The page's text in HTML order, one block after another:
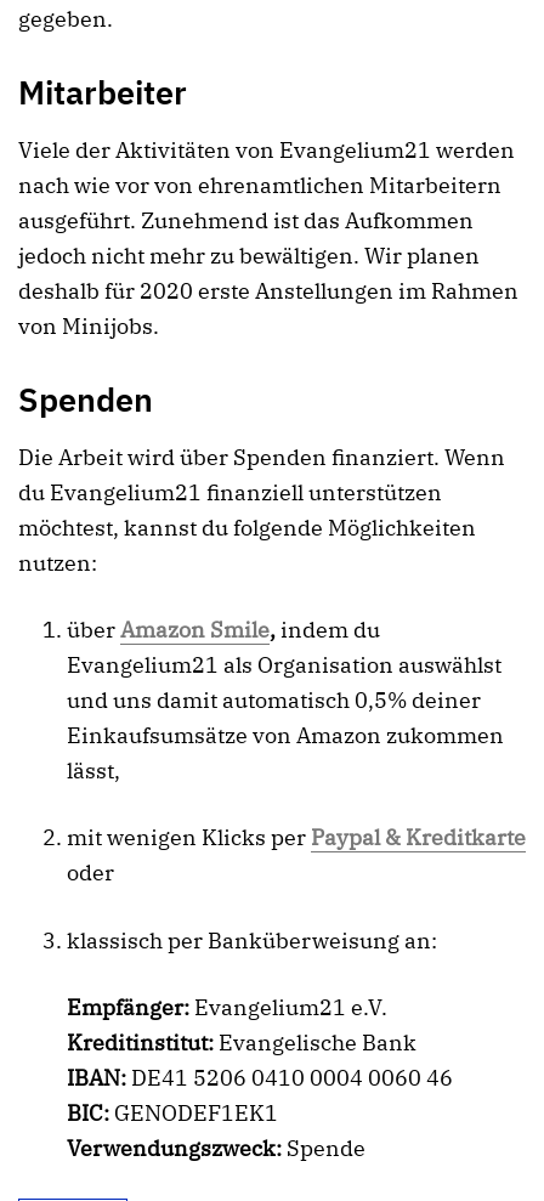
gegeben.
Mitarbeiter
Viele der Aktivitäten von Evangelium21 werden
nach wie vor von ehrenamtlichen Mitarbeitern
ausgeführt. Zunehmend ist das Aufkommen
jedoch nicht mehr zu bewältigen. Wir planen
deshalb für 2020 erste Anstellungen im Rahmen
von Minijobs.
Spenden
Die Arbeit wird über Spenden finanziert. Wenn
du Evangelium21 finanziell unterstützen
möchtest, kannst du folgende Möglichkeiten
nutzen:
überAmazon Smile,indem du
Evangelium21 als Organisation auswählst
und uns damit automatisch 0,5% deiner
Einkaufsumsätze von Amazon zukommen
lässt,
mit wenigen Klicks per Paypal & Kreditkarte
oder
klassisch per Banküberweisung an:
Empfänger: Evangelium21 e.V.
Kreditinstitut: Evangelische Bank
IBAN: DE41 5206 0410 0004 0060 46
BIC: GENODEF1EK1
Verwendungszweck: Spende